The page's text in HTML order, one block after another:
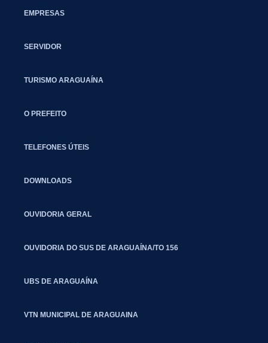
EMPRESAS
SERVIDOR
TURISMO ARAGUAÍNA
O PREFEITO
TELEFONES ÚTEIS
DOWNLOADS
OUVIDORIA GERAL
OUVIDORIA DO SUS DE ARAGUAÍNA/TO 156
UBS DE ARAGUAÍNA
VTN MUNICIPAL DE ARAGUAINA